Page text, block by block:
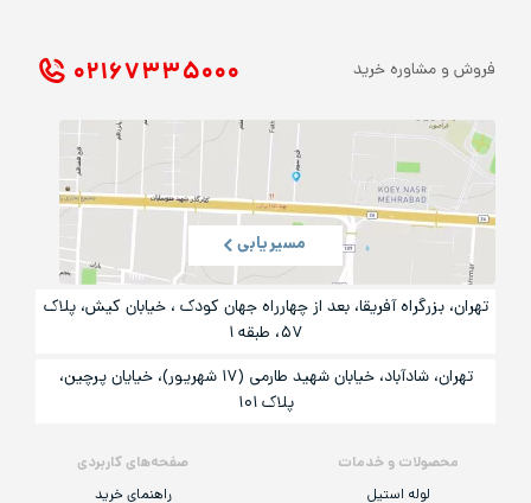
محصولات و خدمات
لوله استیل
صفحه‌های کاربردی
راهنمای خرید
فروش و مشاوره خرید ۰۲۱ ۶۷۳۳۵۰۰۰
مسیریابی
تهران، بزرگراه آفریقا، بعد از چهارراه جهان کودک ، خیابان کیش، پلاک
۵۷، طبقه ۱
تهران، شادآباد، خیابان شهید طارمی (۱۷ شهریور)، خیایان پرچین،
پلاک ۱۰۱